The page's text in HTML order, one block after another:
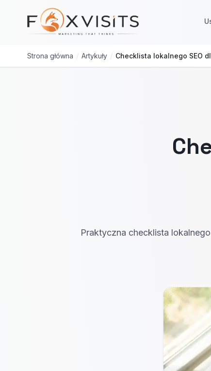
Przejdź do treści głównej
Strona główna / Artykuły / Checklista lokalnego SEO
Praktyczna checklista